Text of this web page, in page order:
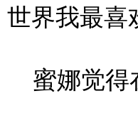
世界我最
蜜娜觉得